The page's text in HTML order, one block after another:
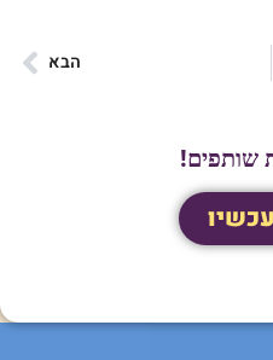
הבא
שותפים!